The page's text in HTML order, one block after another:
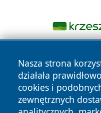
Nasza strona
działała
cookies i
zewnętrznych